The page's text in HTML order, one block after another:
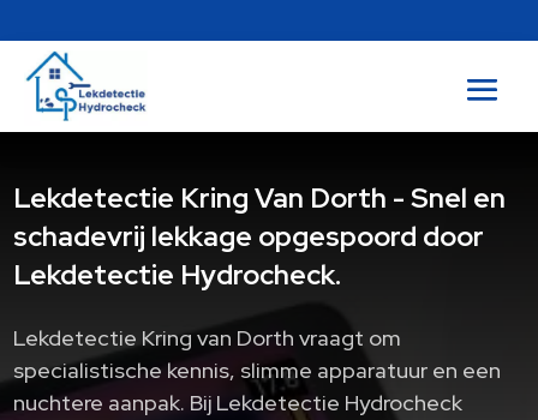
Lekdetectie Kring Van Dorth - Snel en
schadevrij lekkage opgespoord door
Lekdetectie Hydrocheck.
Lekdetectie Kring van Dorth vraagt om
specialistische kennis, slimme apparatuur en een
nuchtere aanpak.​ Bij Lekdetectie Hydrocheck